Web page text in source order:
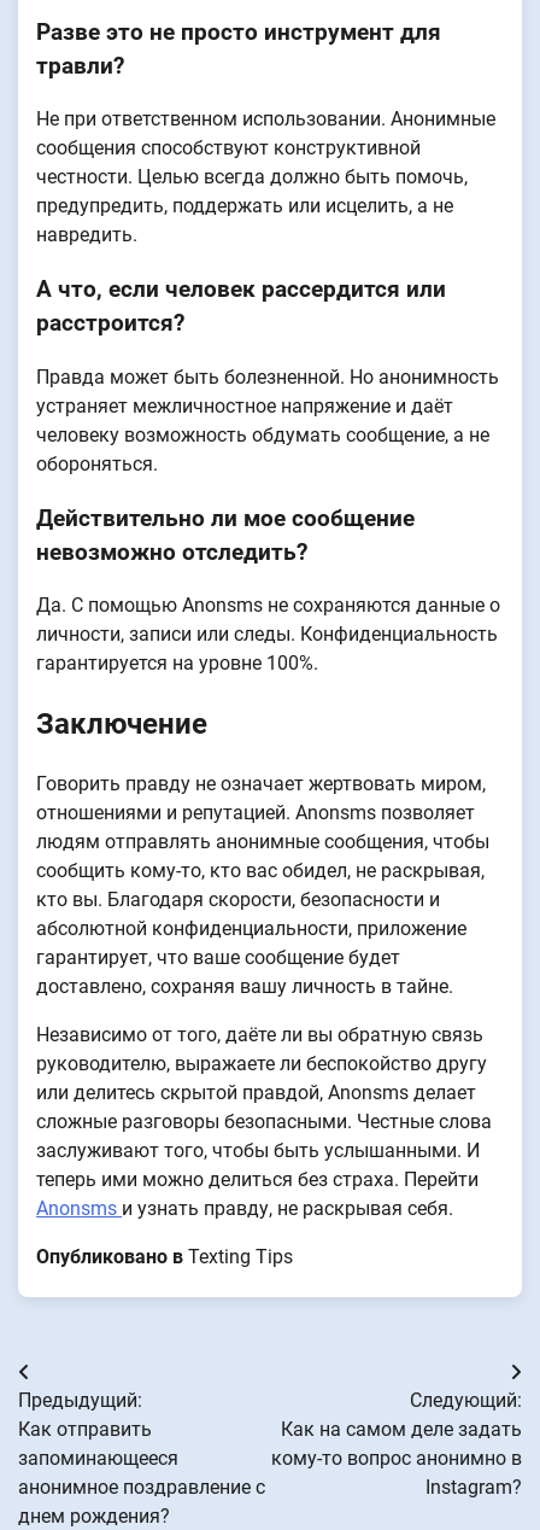
Разве это не просто инструмент для
травли?
Не при ответственном использовании. Анонимные
сообщения способствуют конструктивной
честности. Целью всегда должно быть помочь,
предупредить, поддержать или исцелить, а не
навредить.
А что, если человек рассердится или
расстроится?
Правда может быть болезненной. Но анонимность
устраняет межличностное напряжение и даёт
человеку возможность обдумать сообщение, а не
обороняться.
Действительно ли мое сообщение
невозможно отследить?
Да. С помощью Anonsms не сохраняются данные о
личности, записи или следы. Конфиденциальность
гарантируется на уровне 100%.
Заключение
Говорить правду не означает жертвовать миром,
отношениями и репутацией. Anonsms позволяет
людям отправлять анонимные сообщения, чтобы
сообщить кому-то, кто вас обидел, не раскрывая,
кто вы. Благодаря скорости, безопасности и
абсолютной конфиденциальности, приложение
гарантирует, что ваше сообщение будет
доставлено, сохраняя вашу личность в тайне.
Независимо от того, даёте ли вы обратную связь
руководителю, выражаете ли беспокойство другу
или делитесь скрытой правдой, Anonsms делает
сложные разговоры безопасными. Честные слова
заслуживают того, чтобы быть услышанными. И
теперь ими можно делиться без страха. Перейти
Anonsms и узнать правду, не раскрывая себя.
Опубликовано в Texting Tips
Навигация
по
записям
Предыдущий:
Как отправить
запоминающееся
анонимное поздравление с
днем рождения?
Следующий:
Как на самом деле задать
кому-то вопрос анонимно в
Instagram?